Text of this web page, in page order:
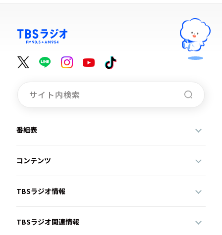
番組表
コンテンツ
TBSラジオ情報
TBSラジオ関連情報